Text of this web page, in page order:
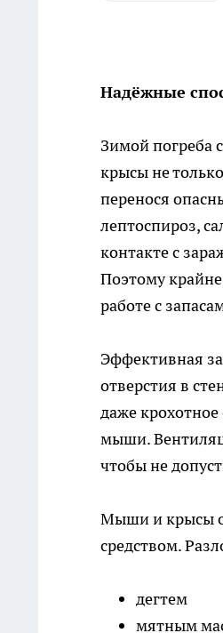
Надёжные
Зимой погреба
крысы не
перенося
лептоспироз,
контакте с
Поэтому
работе с
Эффективная
отверстия в
даже
мыши.
чтобы не
Мыши и крысы
средством.
дегтем
мятным